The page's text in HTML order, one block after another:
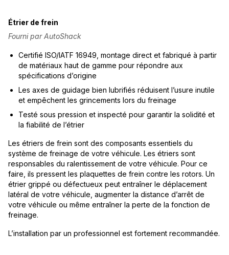
Étrier de frein
Fourni par AutoShack
Certifié ISO/IATF 16949, montage direct et fabriqué à partir
de matériaux haut de gamme pour répondre aux
spécifications d’origine
Les axes de guidage bien lubrifiés réduisent l’usure inutile
et empêchent les grincements lors du freinage
Testé sous pression et inspecté pour garantir la solidité et
la fiabilité de l’étrier
Les étriers de frein sont des composants essentiels du
système de freinage de votre véhicule. Les étriers sont
responsables du ralentissement de votre véhicule. Pour ce
faire, ils pressent les plaquettes de frein contre les rotors. Un
étrier grippé ou défectueux peut entraîner le déplacement
latéral de votre véhicule, augmenter la distance d’arrêt de
votre véhicule ou même entraîner la perte de la fonction de
freinage.
L’installation par un professionnel est fortement recommandée.